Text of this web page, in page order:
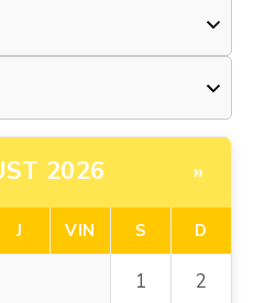
2026 »
J VIN S D
1 2